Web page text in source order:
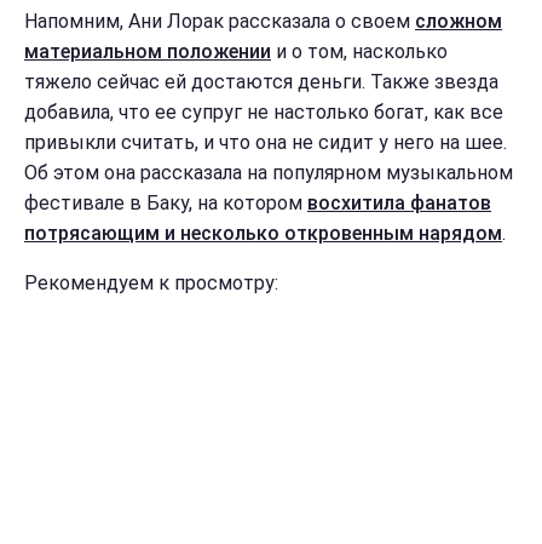
Напомним, Ани Лорак рассказала о своем сложном
материальном положении и о том, насколько
тяжело сейчас ей достаются деньги. Также звезда
добавила, что ее супруг не настолько богат, как все
привыкли считать, и что она не сидит у него на шее.
Об этом она рассказала на популярном музыкальном
фестивале в Баку, на котором восхитила фанатов
потрясающим и несколько откровенным нарядом.
Рекомендуем к просмотру: